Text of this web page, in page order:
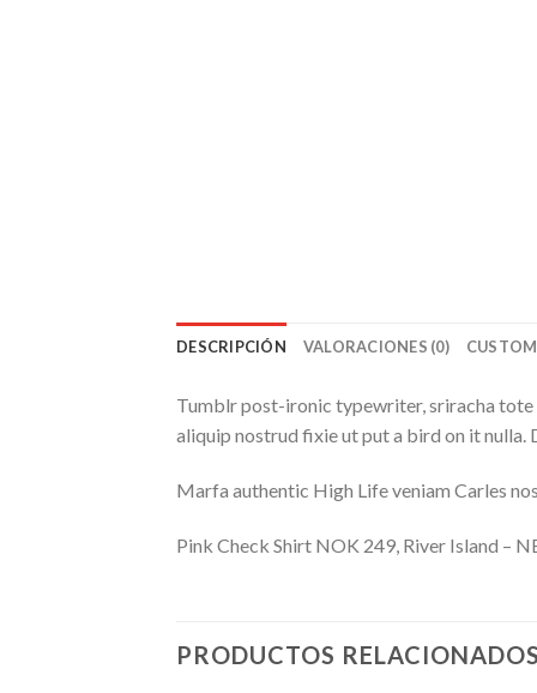
DESCRIPCIÓN VALORACIONES (0)
Tumblr post-ironic typewriter, sriracha tote
aliquip nostrud fixie ut put a bird on it nulla.
Marfa authentic High Life veniam Carles
Pink Check Shirt NOK 249, River Island –
PRODUCTOS RELACIONADOS